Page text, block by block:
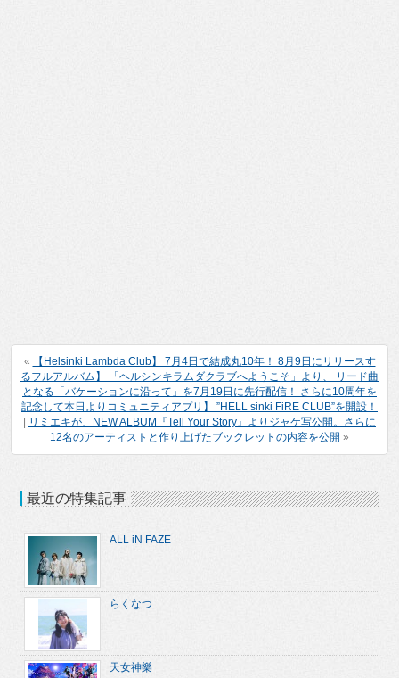
«
【Helsinki Lambda Club】 7月4日で結成丸10年！ 8月9日にリリースす
るフルアルバム】 「ヘルシンキラムダクラブへようこそ」より、 リード曲
となる「バケーションに沿って」を7月19日に先行配信！ さらに10周年を
記念して本日よりコミュニティアプリ】 ”HELL sinki FiRE CLUB”を開設！
リミエキが、NEW ALBUM『Tell Your Story』よりジャケ写公開。さらに
12名のアーティストと作り上げたブックレットの内容を公開 »
最近の特集記事
ALL iN FAZE
らくなつ
天女神樂